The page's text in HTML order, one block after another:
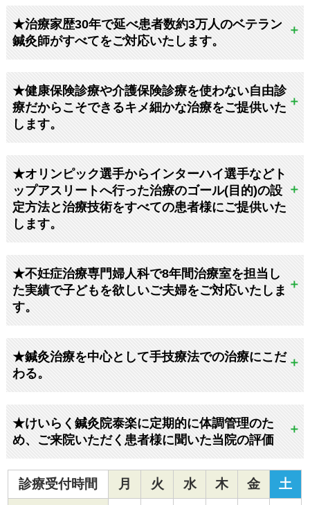
★治療家歴30年で延べ患者数約3万人のベテラン
鍼灸師がすべてをご対応いたします。
★健康保険診療や介護保険診療を使わない自由診
療だからこそできるキメ細かな治療をご提供いた
します。
★オリンピック選手からインターハイ選手などト
ップアスリートへ行った治療のゴール(目的)の設
定方法と治療技術をすべての患者様にご提供いた
します。
★不妊症治療専門婦人科で8年間治療室を担当し
た実績で子どもを欲しいご夫婦をご対応いたしま
す。
★鍼灸治療を中心として手技療法での治療にこだ
わる。
★けいらく鍼灸院泰楽に定期的に体調管理のた
め、ご来院いただく患者様に聞いた当院の評価
診療受付時間 月 火 水 木 金
土